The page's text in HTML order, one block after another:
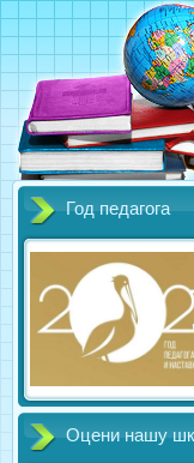
Год педагога
Оцени нашу